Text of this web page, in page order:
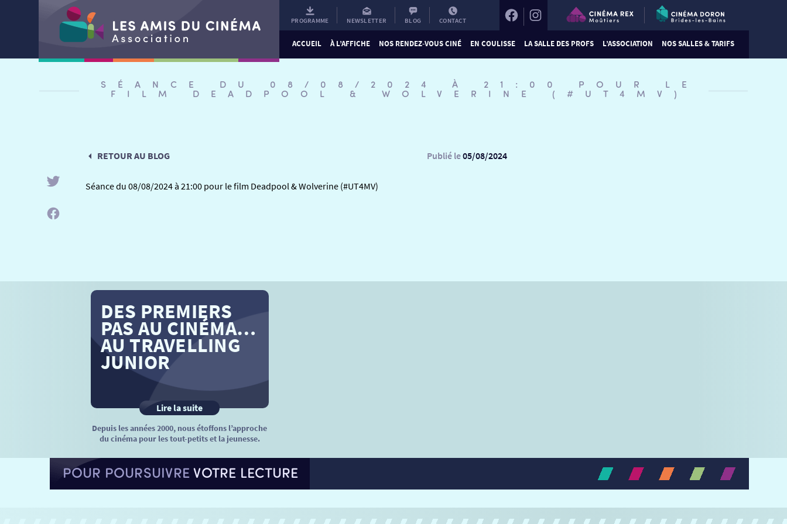
PROGRAMME NEWSLETTER BLOG CONTACT
ACCUEIL À L’AFFICHE NOS RENDEZ-VOUS CINÉ EN COULISSE LA SALLE DES PROFS L’ASSOCIATION NOS SALLES & TARIFS
SÉANCE DU 08/08/2024 À 21:00 POUR LE
FILM DEADPOOL & WOLVERINE (#UT4MV)
RETOUR AU BLOG Publié le05/08/2024
Séance du 08/08/2024 à 21:00 pour le film Deadpool & Wolverine (#UT4MV)
DES PREMIERS
PAS AU CINÉMA…
AU TRAVELLING
JUNIOR
Lire la suite
Depuis les années 2000, nous étoffons l’approche
du cinéma pour les tout-petits et la jeunesse.
POUR POURSUIVREVOTRE LECTURE